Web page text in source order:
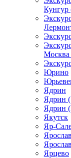
Кунгур
Москва
Юрино
Ядрин
Ядрин
Ядрин
Якутск
Яр-
Ярцево